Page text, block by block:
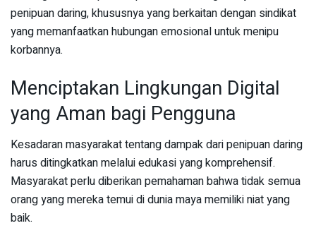
penipuan daring, khususnya yang berkaitan dengan sindikat
yang memanfaatkan hubungan emosional untuk menipu
korbannya.
Menciptakan Lingkungan Digital
yang Aman bagi Pengguna
Kesadaran masyarakat tentang dampak dari penipuan daring
harus ditingkatkan melalui edukasi yang komprehensif.
Masyarakat perlu diberikan pemahaman bahwa tidak semua
orang yang mereka temui di dunia maya memiliki niat yang
baik.